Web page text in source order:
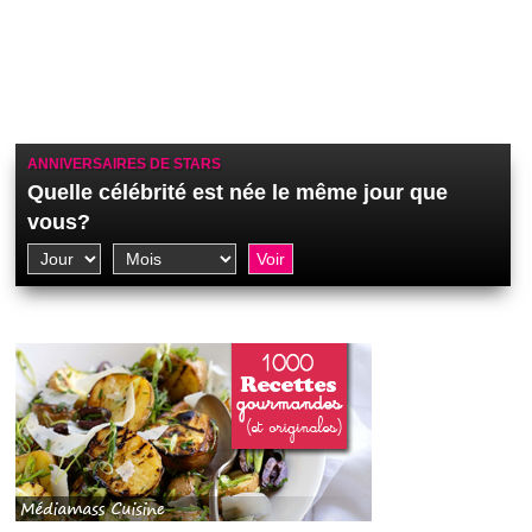
ANNIVERSAIRES DE STARS
Quelle célébrité est née le même jour que
vous?